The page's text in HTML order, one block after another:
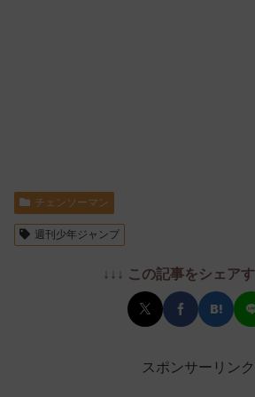
チェンソーマン
週刊少年ジャンプ
↓↓↓ この記事をシェア
スポンサーリンク